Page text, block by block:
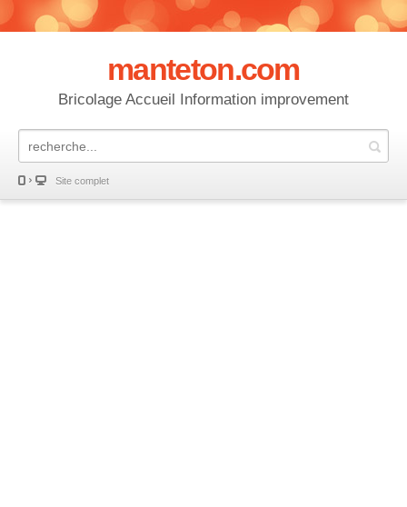
manteton.com
Bricolage Accueil Information improvement
Site complet